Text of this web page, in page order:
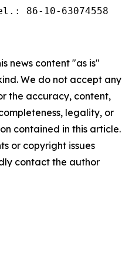
86-10-63074558
news content "as is"
We do not accept any
the accuracy, content,
legality, or
contained in this article.
or copyright issues
contact the author